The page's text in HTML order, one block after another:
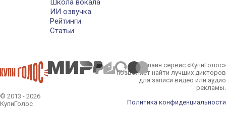
Школа вокала
ИИ озвучка
Рейтинги
Статьи
© 2013 - 2026
КупиГолос
Онлайн сервис «КупиГолос»
позволяет найти лучших дикторов
для записи видео или аудио
рекламы.
Политика конфиденциальности